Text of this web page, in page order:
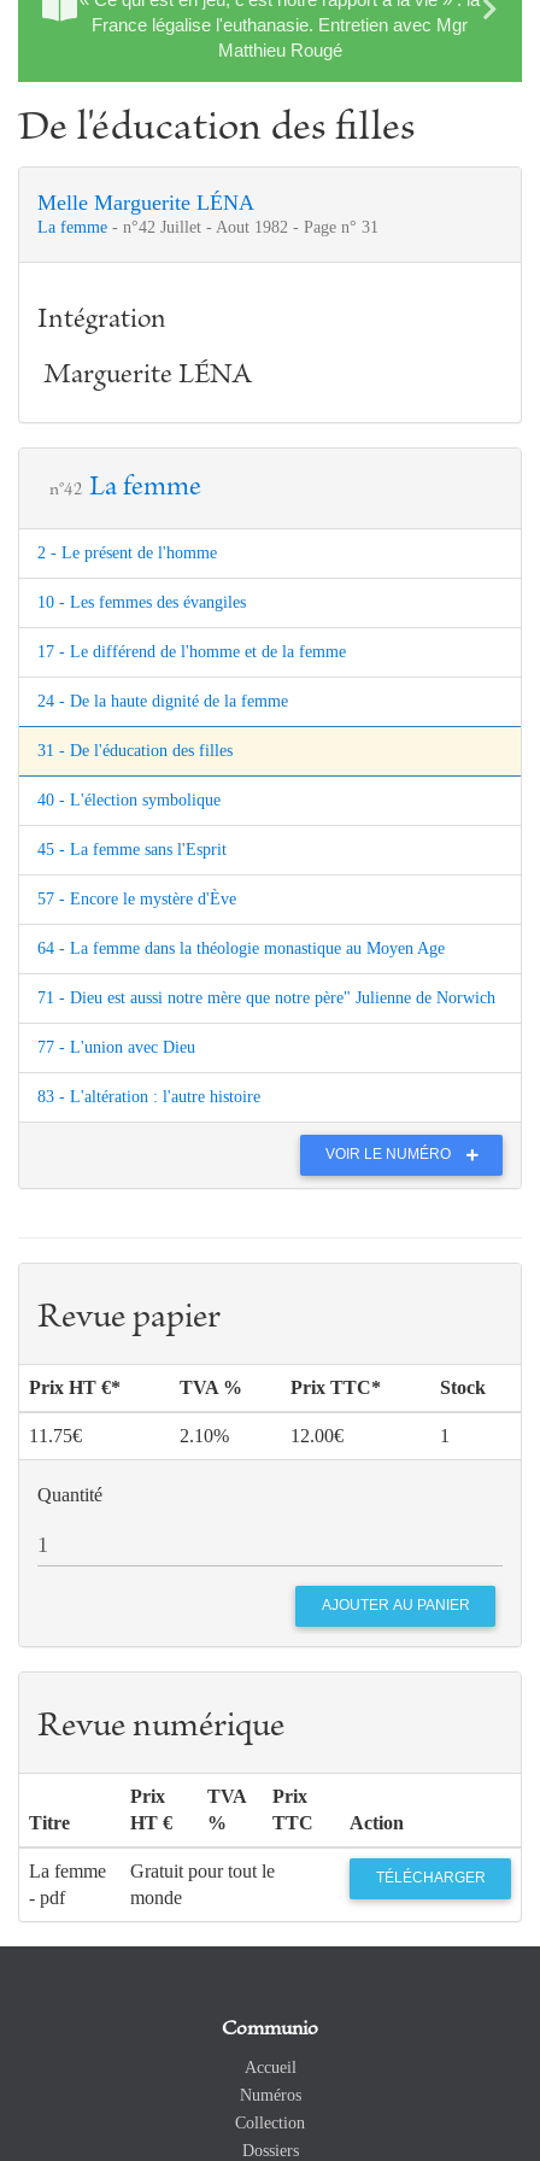
France légalise l'euthanasie. Entretien avec Mgr
Matthieu Rougé
De l'éducation des filles
Melle Marguerite LÉNA
La femme - n°42 Juillet - Aout 1982 - Page n° 31
Intégration
Marguerite LÉNA
n°42 La femme
2 - Le présent de l'homme
10 - Les femmes des évangiles
17 - Le différend de l'homme et de la femme
24 - De la haute dignité de la femme
31 - De l'éducation des filles
40 - L'élection symbolique
45 - La femme sans l'Esprit
57 - Encore le mystère d'Ève
64 - La femme dans la théologie monastique au Moyen Age
71 - Dieu est aussi notre mère que notre père" Julienne de Norwich
77 - L'union avec Dieu
83 - L'altération : l'autre histoire
VOIR LE NUMÉRO
Revue papier
Prix HT €* TVA % Prix TTC* Stock
11.75€ 2.10% 12.00€ 1
Quantité
Revue numérique
Titre
Prix
HT €
TVA
%
Prix
TTC
Action
La femme
- pdf
Gratuit pour tout le
monde
TÉLÉCHARGER
Communio
Accueil
Numéros
Collection
Dossiers